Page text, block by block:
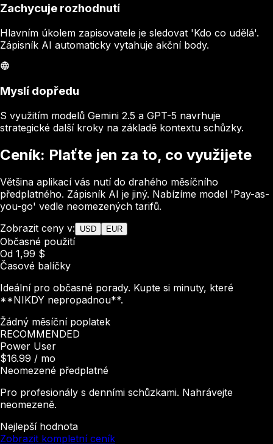
Zachycuje rozhodnutí
Hlavním úkolem zapisovatele je sledovat 'Kdo co udělá'.
Zápisník AI automaticky vytahuje akční body.
Myslí dopředu
S využitím modelů Gemini 2.5 a GPT-5 navrhuje
strategické další kroky na základě kontextu schůzky.
Ceník: Plaťte jen za to, co využijete
Většina aplikací vás nutí do drahého měsíčního
předplatného. Zápisník AI je jiný. Nabízíme model 'Pay-as-
you-go' vedle neomezených tarifů.
Zobrazit ceny v:
USD EUR
Občasné použití
Od 1,99 $
Časové balíčky
Ideální pro občasné porady. Kupte si minuty, které
**NIKDY nepropadnou**.
Žádný měsíční poplatek
RECOMMENDED
Power User
$16.99 / mo
Neomezené předplatné
Pro profesionály s denními schůzkami. Nahrávejte
neomezeně.
Nejlepší hodnota
Zobrazit kompletní ceník